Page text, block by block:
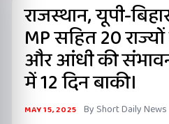
राजस्थान, यूपी-
MP सहित 20
और आंधी की
में 12 दिन बाकी।
MAY 15, 2025 By Short Daily News